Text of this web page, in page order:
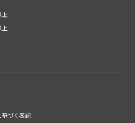
上
上
基づく表記